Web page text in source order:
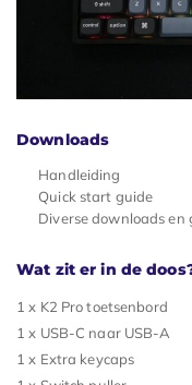
Downloads
Handleiding
Quick start guide
Diverse downloads en
Wat zit er in de
1 x K2 Pro toetsenbord
1 x USB-C naar USB-A
1 x Extra keycaps